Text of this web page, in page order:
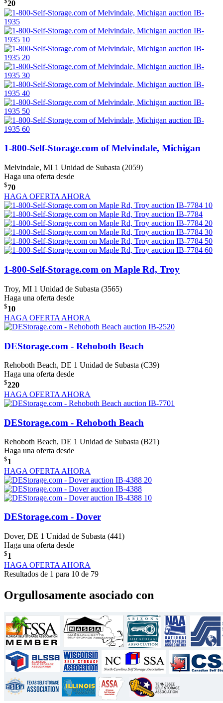
20
1-800-Self-Storage.com of Melvindale, Michigan
Melvindale, MI 1 Unidad de Subasta (2059)
Haga una oferta desde
$70
HAGA OFERTA AHORA
1-800-Self-Storage.com on Maple Rd, Troy
Troy, MI 1 Unidad de Subasta (3565)
Haga una oferta desde
$10
HAGA OFERTA AHORA
DEStorage.com - Rehoboth Beach
Rehoboth Beach, DE 1 Unidad de Subasta (C39)
Haga una oferta desde
$220
HAGA OFERTA AHORA
DEStorage.com - Rehoboth Beach
Rehoboth Beach, DE 1 Unidad de Subasta (B21)
Haga una oferta desde
$1
HAGA OFERTA AHORA
DEStorage.com - Dover
Dover, DE 1 Unidad de Subasta (441)
Haga una oferta desde
$1
HAGA OFERTA AHORA
Resultados de 1 para 10 de 79
Orgullosamente asociado con